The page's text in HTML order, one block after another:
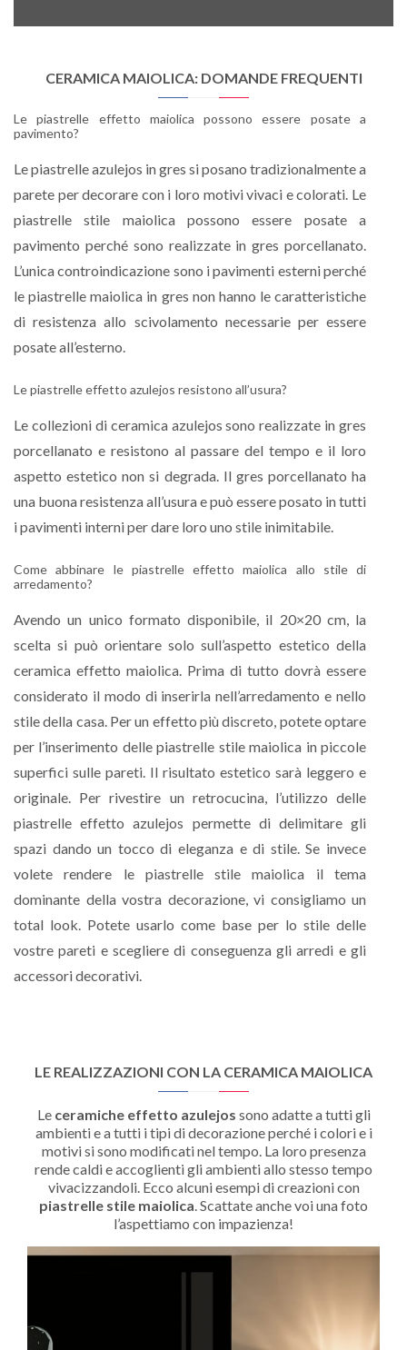
CERAMICA MAIOLICA: DOMANDE FREQUENTI
Le piastrelle effetto maiolica possono essere posate a
pavimento?
Le piastrelle azulejos in gres si posano tradizionalmente a
parete per decorare con i loro motivi vivaci e colorati. Le
piastrelle stile maiolica possono essere posate a
pavimento perché sono realizzate in gres porcellanato.
L’unica controindicazione sono i pavimenti esterni perché
le piastrelle maiolica in gres non hanno le caratteristiche
di resistenza allo scivolamento necessarie per essere
posate all’esterno.
Le piastrelle effetto azulejos resistono all’usura?
Le collezioni di ceramica azulejos sono realizzate in gres
porcellanato e resistono al passare del tempo e il loro
aspetto estetico non si degrada. Il gres porcellanato ha
una buona resistenza all’usura e può essere posato in tutti
i pavimenti interni per dare loro uno stile inimitabile.
Come abbinare le piastrelle effetto maiolica allo stile di
arredamento?
Avendo un unico formato disponibile, il 20×20 cm, la
scelta si può orientare solo sull’aspetto estetico della
ceramica effetto maiolica. Prima di tutto dovrà essere
considerato il modo di inserirla nell’arredamento e nello
stile della casa. Per un effetto più discreto, potete optare
per l’inserimento delle piastrelle stile maiolica in piccole
superfici sulle pareti. Il risultato estetico sarà leggero e
originale. Per rivestire un retrocucina, l’utilizzo delle
piastrelle effetto azulejos permette di delimitare gli
spazi dando un tocco di eleganza e di stile. Se invece
volete rendere le piastrelle stile maiolica il tema
dominante della vostra decorazione, vi consigliamo un
total look. Potete usarlo come base per lo stile delle
vostre pareti e scegliere di conseguenza gli arredi e gli
accessori decorativi.
LE REALIZZAZIONI CON LA CERAMICA MAIOLICA
Le ceramiche effetto azulejos sono adatte a tutti gli
ambienti e a tutti i tipi di decorazione perché i colori e i
motivi si sono modificati nel tempo. La loro presenza
rende caldi e accoglienti gli ambienti allo stesso tempo
vivacizzandoli. Ecco alcuni esempi di creazioni con
piastrelle stile maiolica. Scattate anche voi una foto
l’aspettiamo con impazienza!